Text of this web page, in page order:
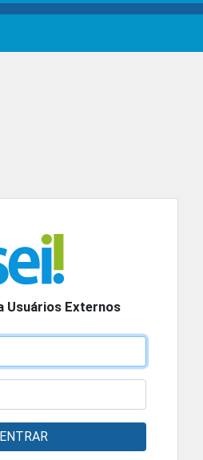
Usuários Externos
ENTRAR